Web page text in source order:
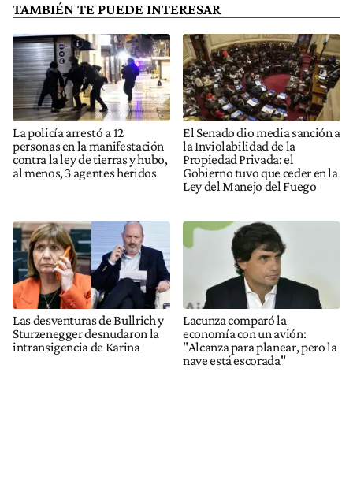
TAMBIÉN TE PUEDE INTERESAR
La policía arrestó a 12
personas en la manifestación
contra la ley de tierras y hubo,
al menos, 3 agentes heridos
El Senado dio media sanción a
la Inviolabilidad de la
Propiedad Privada: el
Gobierno tuvo que ceder en la
Ley del Manejo del Fuego
Las desventuras de Bullrich y
Sturzenegger desnudaron la
intransigencia de Karina
Lacunza comparó la
economía con un avión:
"Alcanza para planear, pero la
nave está escorada"